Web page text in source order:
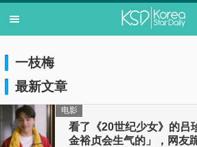
一枝梅
最新文章
看了《20世纪少女》的吕
金裕贞会生气的」，网友
电影